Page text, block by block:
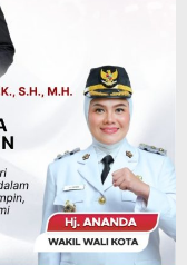
Kapolres
Koordinasi